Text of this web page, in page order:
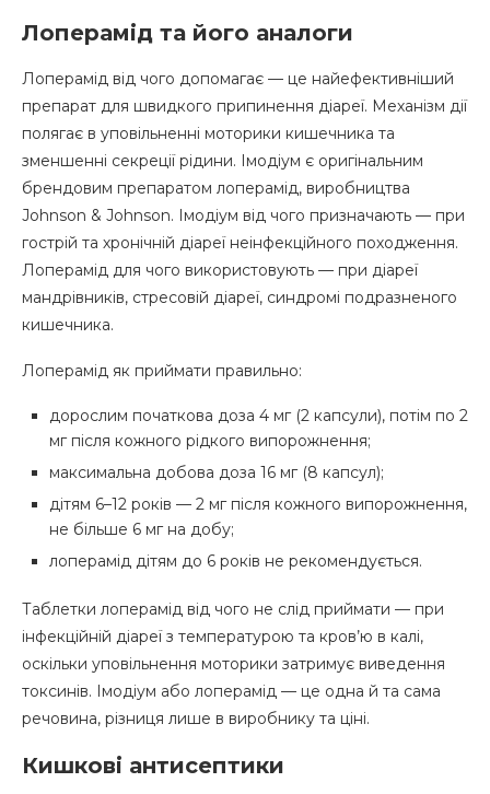
Лоперамід та його аналоги
Лоперамід від чого допомагає — це найефективніший
препарат для швидкого припинення діареї. Механізм дії
полягає в уповільненні моторики кишечника та
зменшенні секреції рідини. Імодіум є оригінальним
брендовим препаратом лоперамід, виробництва
Johnson & Johnson. Імодіум від чого призначають — при
гострій та хронічній діареї неінфекційного походження.
Лоперамід для чого використовують — при діареї
мандрівників, стресовій діареї, синдромі подразненого
кишечника.
Лоперамід як приймати правильно:
дорослим початкова доза 4 мг (2 капсули), потім по 2
мг після кожного рідкого випорожнення;
максимальна добова доза 16 мг (8 капсул);
дітям 6–12 років — 2 мг після кожного випорожнення,
не більше 6 мг на добу;
лоперамід дітям до 6 років не рекомендується.
Таблетки лоперамід від чого не слід приймати — при
інфекційній діареї з температурою та кров’ю в калі,
оскільки уповільнення моторики затримує виведення
токсинів. Імодіум або лоперамід — це одна й та сама
речовина, різниця лише в виробнику та ціні.
Кишкові антисептики